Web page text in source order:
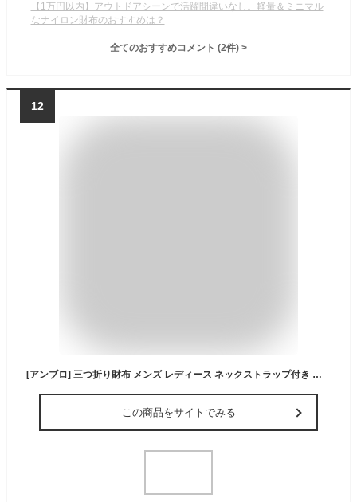
【1万円以内】アウトドアシーンで活躍間違いなし。軽量＆ミニマル
なナイロン財布のおすすめは？
全てのおすすめコメント (2件) >
12
[アンブロ] 三つ折り財布 メンズ レディース ネックストラップ付き 軽量ナイロン コンパクトウォレット ミニ財布 小銭入れ付き Gray
この商品をサイトでみる